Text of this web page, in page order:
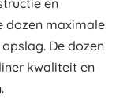
en
dozen maximale
De dozen
kwaliteit en